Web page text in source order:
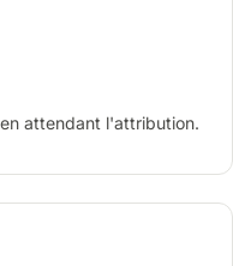
attendant l'attribution.